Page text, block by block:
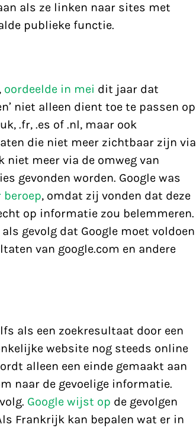
als ze linken naar sites met
publieke functie.
oordeelde in mei dit jaar dat
niet alleen dient toe te passen op
.fr, .es of .nl, maar ook
die niet meer zichtbaar zijn via
niet meer via de omweg van
gevonden worden. Google was
beroep, omdat zij vonden dat deze
op informatie zou belemmeren.
gevolg dat Google moet voldoen
van google.com en andere
als een zoekresultaat door een
website nog steeds online
alleen een einde gemaakt aan
naar de gevoelige informatie.
Google wijst op de gevolgen
Frankrijk kan bepalen wat er in